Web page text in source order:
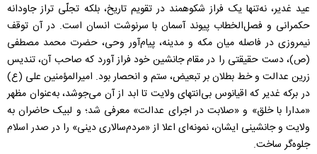
عید غدیر، نه‌تنها یک فراز شکوهمند در تقویم تاریخ، بلکه تجلّی تراز جاودانه
حکمرانی و فصل‌الخطاب پیوند آسمان با سرنوشت انسان است. در آن توقف
نیمروزی در فاصله میان مکه و مدینه، پیام‌آور وحی، حضرت محمد مصطفی
(ص)، دست حقیقتی را در مقام جانشین خود فراز آورد که صاحب آن، تندیس
زرین عدالت و خط بطلان بر تبعیض، ستم و انحصار بود. امیرالمؤمنین علی (ع)
در برکه غدیر که اقیانوس بی‌انتهای ولایت تا ابد از آن می‌جوشد، به‌عنوان مظهر
«مدارا با خلق» و «صلابت در اجرای عدالت» معرفی شد؛ و لبیک حاضران به
ولایت و جانشینی ایشان، نمونه‌ای اعلا از «مردم‌سالاری دینی» را در صدر اسلام
جلوه‌گر ساخت.